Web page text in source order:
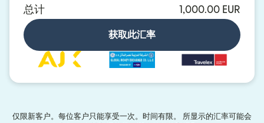
总计
1,000.00 EUR
获取此汇率
仅限新客户。每位客户只能享受一次。时间有限。 所显示的汇率可能会